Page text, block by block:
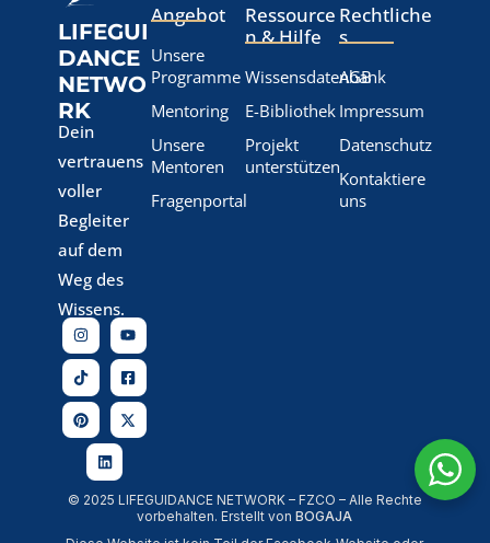
LIFEGUI
DANCE
NETWO
RK
Dein
vertrauens
voller
Begleiter
auf dem
Weg des
Wissens.
Angebot
Unsere
Programme
Mentoring
Unsere
Mentoren
Fragenportal
Ressource
n & Hilfe
Wissensdatenbank
E-Bibliothek
Projekt
unterstützen
Rechtliche
s
AGB
Impressum
Datenschutz
Kontaktiere
uns
© 2025 LIFEGUIDANCE NETWORK – FZCO – Alle Rechte
vorbehalten. Erstellt vonBOGAJA